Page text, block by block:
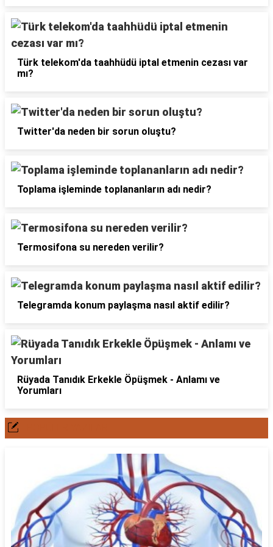
Türk telekom'da taahhüdü iptal etmenin cezası var
mı?
Twitter'da neden bir sorun oluştu?
Toplama işleminde toplananların adı nedir?
Termosifona su nereden verilir?
Telegramda konum paylaşma nasıl aktif edilir?
Rüyada Tanıdık Erkekle Öpüşmek - Anlamı ve
Yorumları